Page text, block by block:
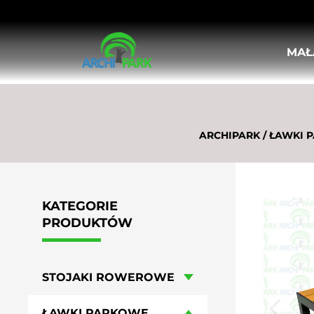
STOJAKI ROWEROWE
DONICE MIEJSKIE
OSŁONY PIONOWE DO DRZEW
TABLICE OGŁOSZENIOWE I
POPIELNICE
MEBLE OGRODOWO-PIKNIKOWE
ARCHIPARK/ŁAWKI
KATEGORIE
PRODUKTÓW
STOJAKI ROWEROWE